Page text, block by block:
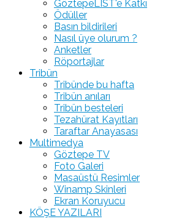
GöztepeLIST'e Katkı
Ödüller
Basın bildirileri
Nasıl üye olurum ?
Anketler
Röportajlar
Tribün
Tribünde bu hafta
Tribün anıları
Tribün besteleri
Tezahürat Kayıtları
Taraftar Anayasası
Multimedya
Göztepe TV
Foto Galeri
Masaüstü Resimler
Winamp Skinleri
Ekran Koruyucu
KÖŞE YAZILARI